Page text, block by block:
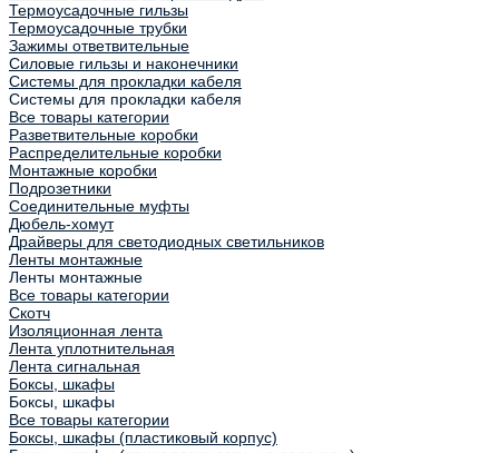
Термоусадочные гильзы
Термоусадочные трубки
Зажимы ответвительные
Силовые гильзы и наконечники
Системы для прокладки кабеля
Системы для прокладки кабеля
Все товары категории
Разветвительные коробки
Распределительные коробки
Монтажные коробки
Подрозетники
Соединительные муфты
Дюбель-хомут
Драйверы для светодиодных светильников
Ленты монтажные
Ленты монтажные
Все товары категории
Скотч
Изоляционная лента
Лента уплотнительная
Лента сигнальная
Боксы, шкафы
Боксы, шкафы
Все товары категории
Боксы, шкафы (пластиковый корпус)